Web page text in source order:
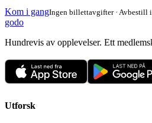
Kom i gangIngen billettavgifter · Avbestill
godo
Hundrevis av opplevelser. Ett
Utforsk